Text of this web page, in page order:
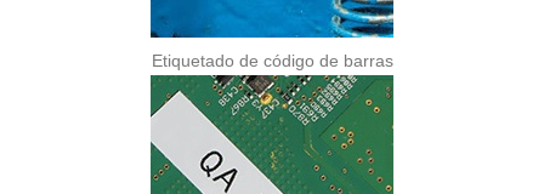
Etiquetado de código de barras